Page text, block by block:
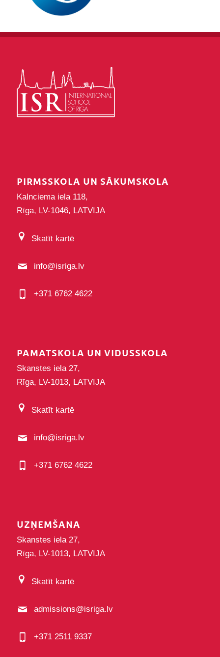
PIRMSSKOLA UN SĀKUMSKOLA
Kalnciema iela 118,
Rīga, LV-1046, LATVIJA
Skatīt kartē
info@isriga.lv
+371 6762 4622
PAMATSKOLA UN VIDUSSKOLA
Skanstes iela 27,
Rīga, LV-1013, LATVIJA
Skatīt kartē
info@isriga.lv
+371 6762 4622
UZŅEMŠANA
Skanstes iela 27,
Rīga, LV-1013, LATVIJA
Skatīt kartē
admissions@isriga.lv
+371 2511 9337